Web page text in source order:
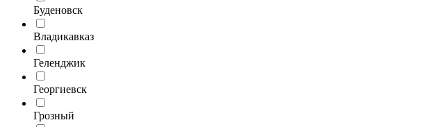
Буденовск
Владикавказ
Геленджик
Георгиевск
Грозный